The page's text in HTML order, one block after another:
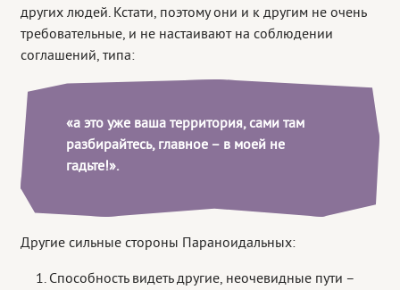
других людей. Кстати, поэтому они и к другим не очень
требовательные, и не настаивают на соблюдении
соглашений, типа:
«а это уже ваша территория, сами там
разбирайтесь, главное – в моей не
гадьте!».
Другие сильные стороны Параноидальных:
Способность видеть другие, неочевидные пути –